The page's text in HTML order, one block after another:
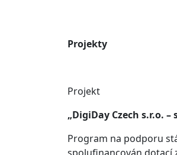
Projekty
Projekt
„DigiDay Czech s.r.o.
Program na podporu